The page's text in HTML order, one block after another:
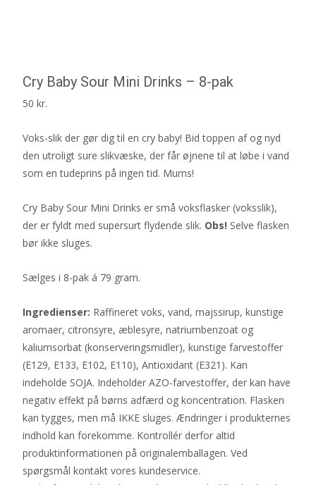
Cry Baby Sour Mini Drinks – 8-pak
50 kr.
Voks-slik der gør dig til en cry baby! Bid toppen af og nyd
den utroligt sure slikvæske, der får øjnene til at løbe i vand
som en tudeprins på ingen tid. Mums!
Cry Baby Sour Mini Drinks er små voksflasker (voksslik),
der er fyldt med supersurt flydende slik. Obs! Selve flasken
bør ikke sluges.
Sælges i 8-pak á 79 gram.
Ingredienser: Raffineret voks, vand, majssirup, kunstige
aromaer, citronsyre, æblesyre, natriumbenzoat og
kaliumsorbat (konserveringsmidler), kunstige farvestoffer
(E129, E133, E102, E110), Antioxidant (E321). Kan
indeholde SOJA. Indeholder AZO-farvestoffer, der kan have
negativ effekt på børns adfærd og koncentration. Flasken
kan tygges, men må IKKE sluges. Ændringer i produkternes
indhold kan forekomme. Kontrollér derfor altid
produktinformationen på originalemballagen. Ved
spørgsmål kontakt vores kundeservice.